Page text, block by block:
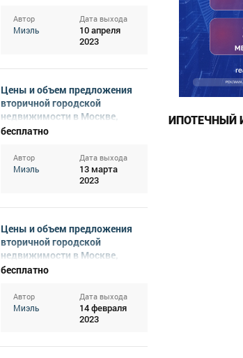
Автор
Миэль
Дата выхода
10 апреля
2023
Цены и объем предложения
вторичной городской
недвижимости в Москве,
февраль 2023
бесплатно
Автор
Миэль
Дата выхода
13 марта
2023
Цены и объем предложения
вторичной городской
недвижимости в Москве,
январь 2023
бесплатно
Автор
Миэль
Дата выхода
14 февраля
2023
ИПОТЕЧНЫЙ